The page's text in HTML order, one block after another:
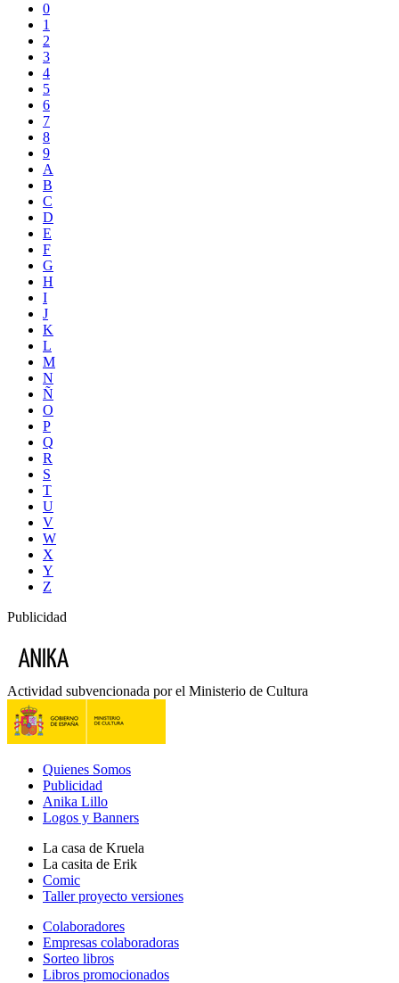
0
1
2
3
4
5
6
7
8
9
A
B
C
D
E
F
G
H
I
J
K
L
M
N
Ñ
O
P
Q
R
S
T
U
V
W
X
Y
Z
Publicidad
Actividad subvencionada por el Ministerio de Cultura
Quienes Somos
Publicidad
Anika Lillo
Logos y Banners
La casa de Kruela
La casita de Erik
Comic
Taller proyecto versiones
Colaboradores
Empresas colaboradoras
Sorteo libros
Libros promocionados